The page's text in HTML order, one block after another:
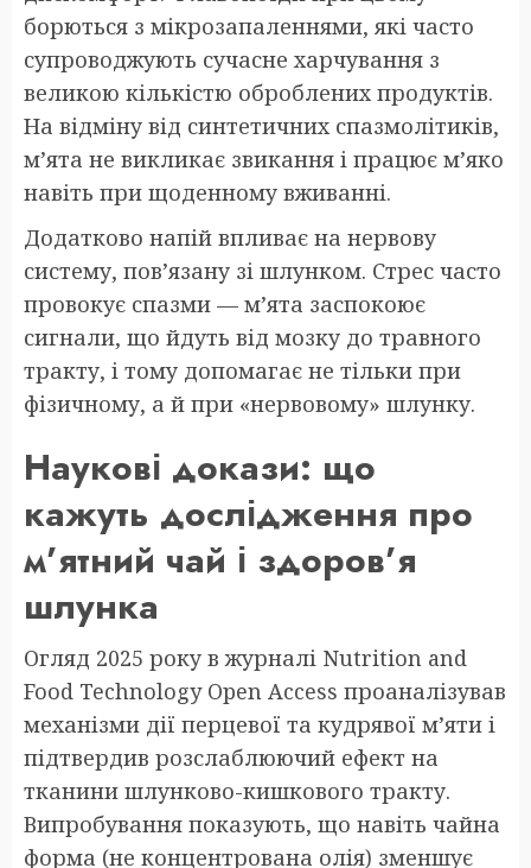
борються з мікрозапаленнями, які часто
супроводжують сучасне харчування з
великою кількістю оброблених продуктів.
На відміну від синтетичних спазмолітиків,
м’ята не викликає звикання і працює м’яко
навіть при щоденному вживанні.
Додатково напій впливає на нервову
систему, пов’язану зі шлунком. Стрес часто
провокує спазми — м’ята заспокоює
сигнали, що йдуть від мозку до травного
тракту, і тому допомагає не тільки при
фізичному, а й при «нервовому» шлунку.
Наукові докази: що
кажуть дослідження про
м’ятний чай і здоров’я
шлунка
Огляд 2025 року в журналі Nutrition and
Food Technology Open Access проаналізував
механізми дії перцевої та кудрявої м’яти і
підтвердив розслаблюючий ефект на
тканини шлунково-кишкового тракту.
Випробування показують, що навіть чайна
форма (не концентрована олія) зменшує